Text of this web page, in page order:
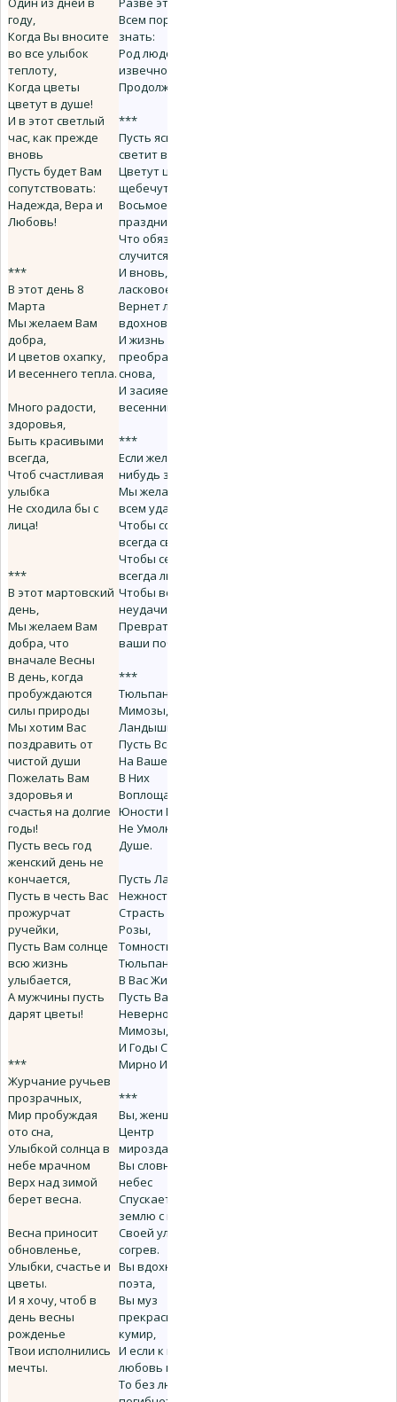
году,
Когда Вы вносите
во все улыбок
теплоту,
Когда цветы
цветут в душе!
И в этот светлый
час, как прежде
вновь
Пусть будет Вам
сопутствовать:
Надежда, Вера и
Любовь!
***
В этот день 8
Марта
Мы желаем Вам
добра,
И цветов охапку,
И весеннего тепла.
Много радости,
здоровья,
Быть красивыми
всегда,
Чтоб счастливая
улыбка
Не сходила бы с
лица!
***
В этот мартовский
день,
Мы желаем Вам
добра, что
вначале Весны
В день, когда
пробуждаются
силы природы
Мы хотим Вас
поздравить от
чистой души
Пожелать Вам
здоровья и
счастья на долгие
годы!
Пусть весь год
женский день не
кончается,
Пусть в честь Вас
прожурчат
ручейки,
Пусть Вам солнце
всю жизнь
улыбается,
А мужчины пусть
дарят цветы!
***
Журчание ручьев
прозрачных,
Мир пробуждая
ото сна,
Улыбкой солнца в
небе мрачном
Верх над зимой
берет весна.
Весна приносит
обновленье,
Улыбки, счастье и
цветы.
И я хочу, чтоб в
день весны
рожденье
Твои исполнились
мечты.
Всем пора бы
знать:
Род людской
извечно
Продолжает мать.
***
Пусть ясно солнце
светит всюду,
Цветут цветы,
щебечут птицы,
Восьмое марта
праздник чуда,
Что обязательно
случится.
И вновь, как
ласковое слово,
Вернет любовь и
вдохновенье
И жизнь
преобразится
снова,
И засияет мир
весенний!
***
Если желания что-
нибудь значат,
Мы желаем вам
всем удачи,
Чтобы солнце
всегда светило,
Чтобы сердце
всегда любило,
Чтобы все
неудачи и беды
Превратились в
ваши победы.
***
Тюльпаны,
Мимозы,
Ландыши, Розы...
Пусть Всегда Будут
На Вашем Столе!-
В Них
Воплощаются
Юности Грёзы,
Не Умолкающие В
Душе.
Пусть Ландышей
Нежность,
Страсть Красной
Розы,
Томность
Тюльпанов Всегда
В Вас Живут,
Пусть Вас Минует
Неверность
Мимозы,
И Годы Счастливо,
Мирно Идут!
***
Вы, женщины -
Центр
мирозданья,
Вы словно ангелы
небес
Спускаетесь на
землю с неба,
Своей улыбкой всё
согрев.
Вы вдохновение
поэта,
Вы муз
прекрасных всех
кумир,
И если к вам
любовь погаснет,
То без любви